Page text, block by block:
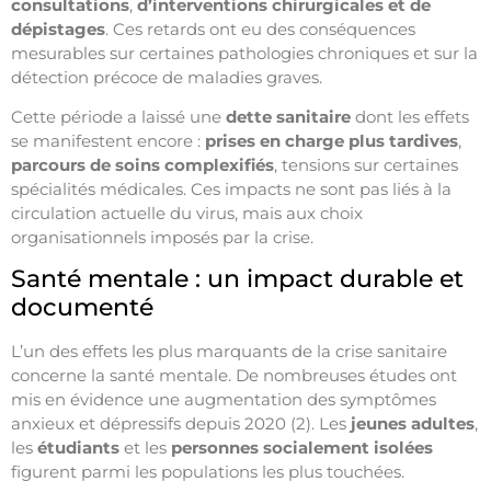
consultations, d’interventions chirurgicales et de
dépistages. Ces retards ont eu des conséquences
mesurables sur certaines pathologies chroniques et sur la
détection précoce de maladies graves.
Cette période a laissé une dette sanitaire dont les effets
se manifestent encore : prises en charge plus tardives,
parcours de soins complexifiés, tensions sur certaines
spécialités médicales. Ces impacts ne sont pas liés à la
circulation actuelle du virus, mais aux choix
organisationnels imposés par la crise.
Santé mentale : un impact durable et
documenté
L’un des effets les plus marquants de la crise sanitaire
concerne la santé mentale. De nombreuses études ont
mis en évidence une augmentation des symptômes
anxieux et dépressifs depuis 2020 (2). Les jeunes adultes,
les étudiants et les personnes socialement isolées
figurent parmi les populations les plus touchées.